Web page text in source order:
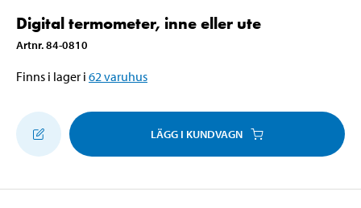
Digital termometer, inne eller ute
Artnr.84-0810
Finns i lager i 62 varuhus
LÄGG I KUNDVAGN